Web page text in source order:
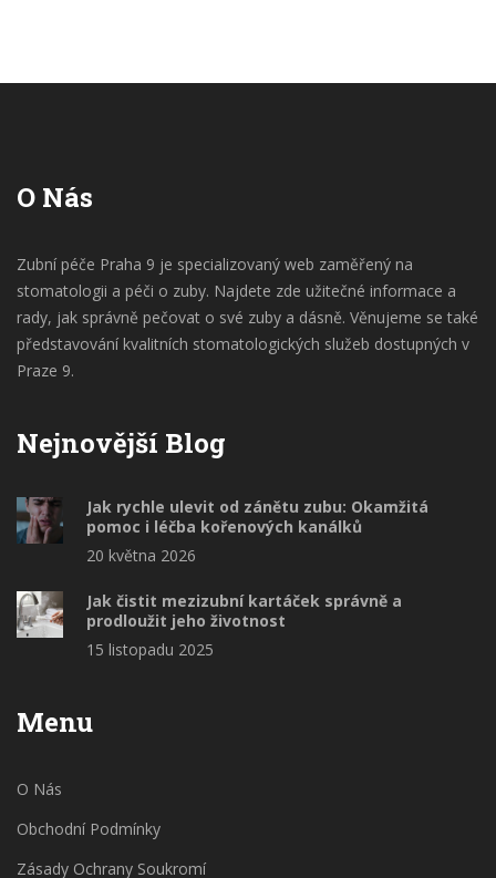
O Nás
Zubní péče Praha 9 je specializovaný web zaměřený na
stomatologii a péči o zuby. Najdete zde užitečné informace a
rady, jak správně pečovat o své zuby a dásně. Věnujeme se také
představování kvalitních stomatologických služeb dostupných v
Praze 9.
Nejnovější Blog
Jak rychle ulevit od zánětu zubu: Okamžitá
pomoc i léčba kořenových kanálků
20 května 2026
Jak čistit mezizubní kartáček správně a
prodloužit jeho životnost
15 listopadu 2025
Menu
O Nás
Obchodní Podmínky
Zásady Ochrany Soukromí